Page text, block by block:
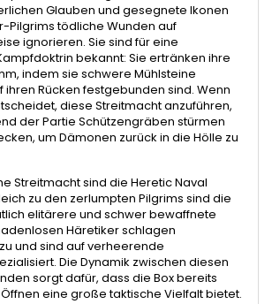
Glauben und gesegnete Ikonen
Pilgrims tödliche Wunden auf
ignorieren. Sie sind für eine
bekannt: Sie ertränken ihre
indem sie schwere Mühlsteine
ihren Rücken festgebunden sind. Wenn
diese Streitmacht anzuführen,
der Partie Schützengräben stürmen
um Dämonen zurück in die Hölle zu
Streitmacht sind die Heretic Naval
zu den zerlumpten Pilgrims sind die
elitärere und schwer bewaffnete
Häretiker schlagen
und sind auf verheerende
Die Dynamik zwischen diesen
sorgt dafür, dass die Box bereits
eine große taktische Vielfalt bietet.